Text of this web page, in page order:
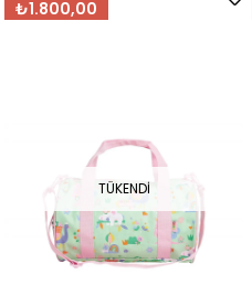
₺1.800,00
TÜKENDI